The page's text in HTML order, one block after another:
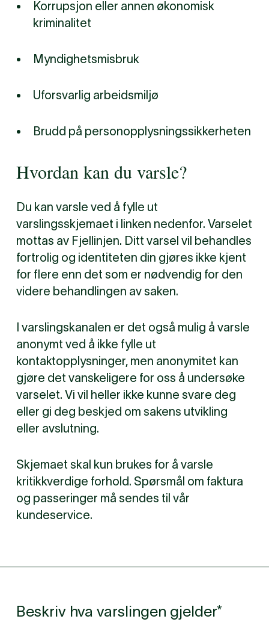
Korrupsjon eller annen økonomisk
kriminalitet
Myndighetsmisbruk
Uforsvarlig arbeidsmiljø
Brudd på personopplysningssikkerheten
Hvordan kan du varsle?
Du kan varsle ved å fylle ut
varslingsskjemaet i linken nedenfor. Varselet
mottas av Fjellinjen. Ditt varsel vil behandles
fortrolig og identiteten din gjøres ikke kjent
for flere enn det som er nødvendig for den
videre behandlingen av saken.
I varslingskanalen er det også mulig å varsle
anonymt ved å ikke fylle ut
kontaktopplysninger, men anonymitet kan
gjøre det vanskeligere for oss å undersøke
varselet. Vi vil heller ikke kunne svare deg
eller gi deg beskjed om sakens utvikling
eller avslutning.
Skjemaet skal kun brukes for å varsle
kritikkverdige forhold. Spørsmål om faktura
og passeringer må sendes til vår
kundeservice.
Beskriv hva varslingen gjelder*